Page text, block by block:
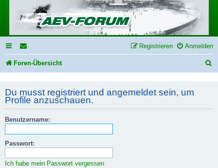
Anmelden
Registrieren
Foren-Übersicht
Du musst registriert und angemeldet sein, um
Profile anzuschauen.
Benutzername:
Passwort:
Ich habe mein Passwort vergessen